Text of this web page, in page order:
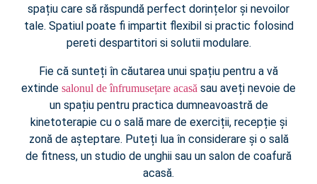
spațiu care să răspundă perfect dorințelor și nevoilor
tale. Spatiul poate fi impartit flexibil si practic folosind
pereti despartitori si solutii modulare.
Fie că sunteți în căutarea unui spațiu pentru a vă
extinde salonul de înfrumusețare acasă sau aveți nevoie de
un spațiu pentru practica dumneavoastră de
kinetoterapie cu o sală mare de exerciții, recepție și
zonă de așteptare. Puteți lua în considerare și o sală
de fitness, un studio de unghii sau un salon de coafură
acasă.